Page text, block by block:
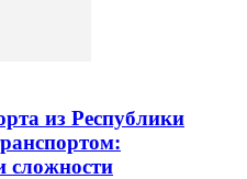
из Республики
сложности